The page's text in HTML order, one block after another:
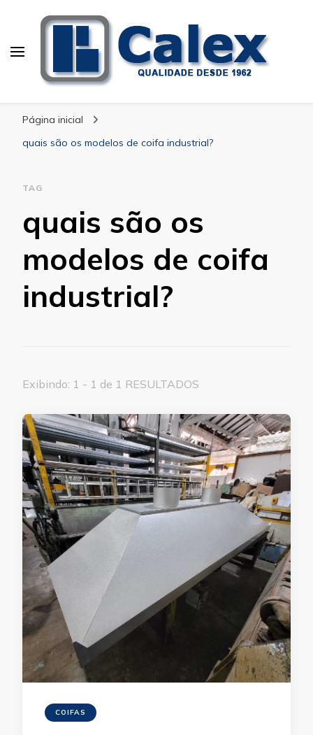
Página inicial
quais são os modelos de coifa industrial?
TAG
quais são os
modelos de coifa
industrial?
Exibindo: 1 - 1 de 1 RESULTADOS
COIFAS